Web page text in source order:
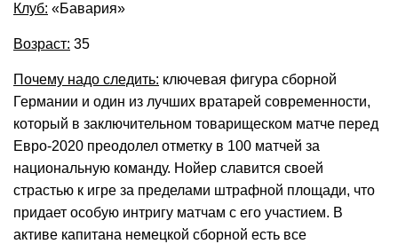
Клуб: «Бавария»
Возраст: 35
Почему надо следить: ключевая фигура сборной
Германии и один из лучших вратарей современности,
который в заключительном товарищеском матче перед
Евро-2020 преодолел отметку в 100 матчей за
национальную команду. Нойер славится своей
страстью к игре за пределами штрафной площади, что
придает особую интригу матчам с его участием. В
активе капитана немецкой сборной есть все